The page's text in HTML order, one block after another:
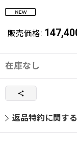
販売価格:
在庫なし
返品特約に関す